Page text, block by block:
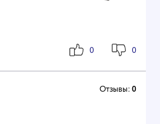
0 0
Отзывы: 0